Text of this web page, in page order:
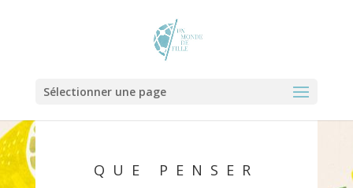
Sélectionner une page
QUE PENSER